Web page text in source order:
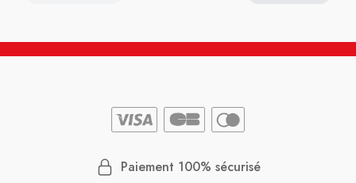
Paiement 100% sécurisé